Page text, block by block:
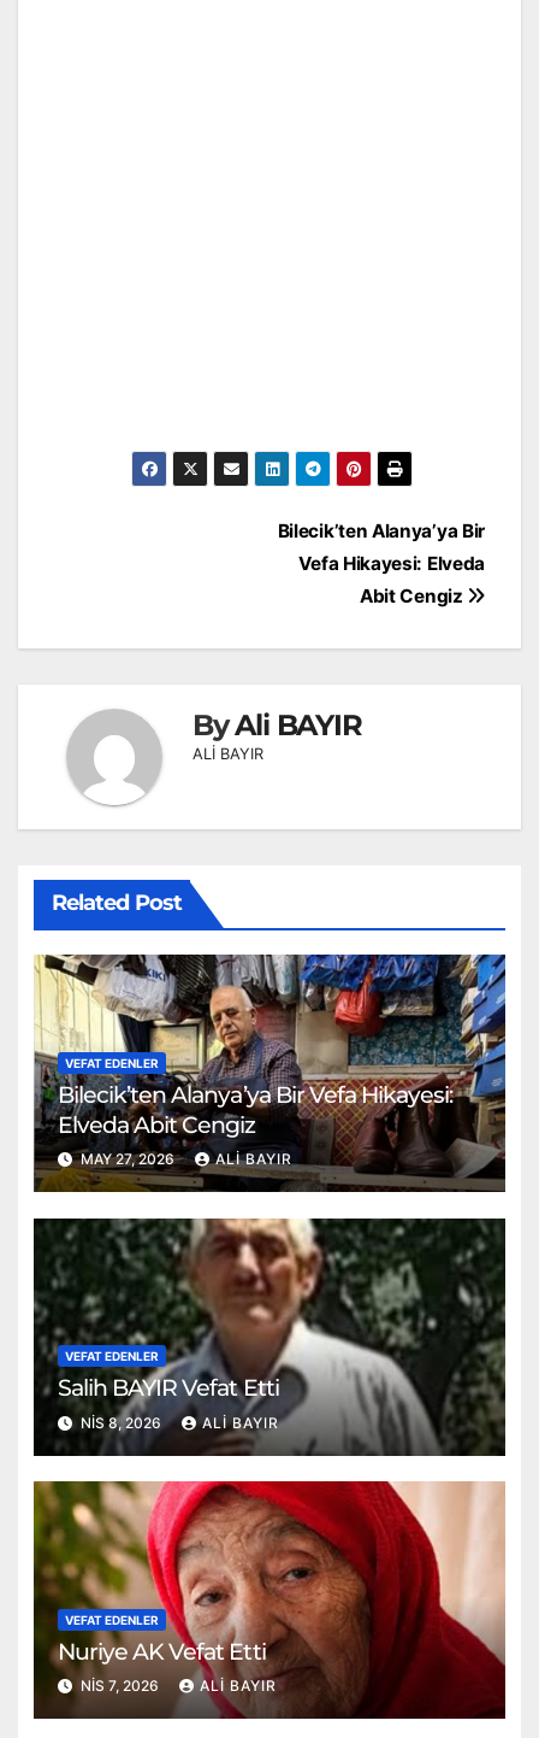
Bilecik’ten Alanya’ya Bir
Vefa Hikayesi: Elveda
Abit Cengiz
ByAli BAYIR
ALİ BAYIR
Related Post
VEFAT EDENLER
Bilecik’ten Alanya’ya Bir Vefa Hikayesi:
Elveda Abit Cengiz
MAY 27, 2026 ALI BAYIR
VEFAT EDENLER
Salih BAYIR Vefat Etti
NIS 8, 2026 ALI BAYIR
VEFAT EDENLER
Nuriye AK Vefat Etti
NIS 7, 2026 ALI BAYIR